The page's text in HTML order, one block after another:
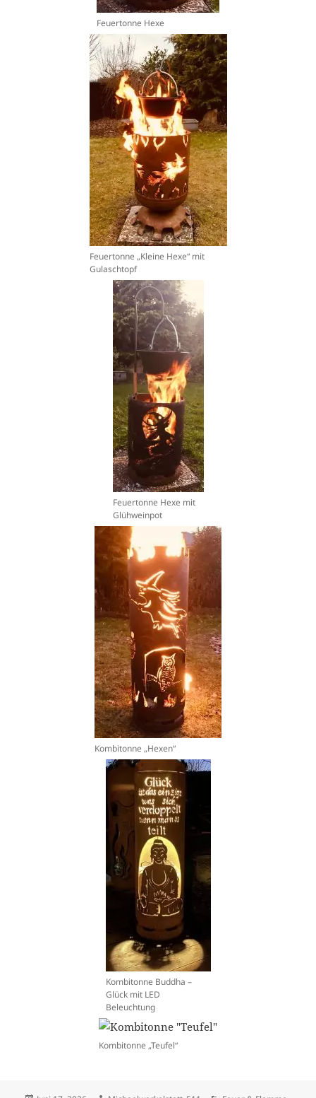
Feuertonne Hexe
Feuertonne „Kleine Hexe“ mit
Gulaschtopf
Feuertonne Hexe mit
Glühweinpot
Kombitonne „Hexen“
Kombitonne Buddha –
Glück mit LED
Beleuchtung
Kombitonne „Teufel“